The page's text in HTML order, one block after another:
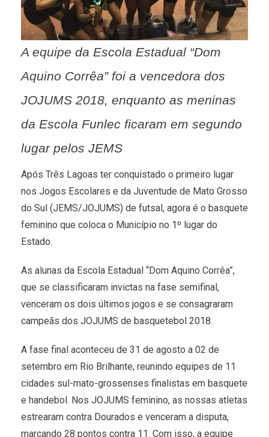
A equipe da Escola Estadual “Dom
Aquino Corrêa” foi a vencedora dos
JOJUMS 2018, enquanto as meninas
da Escola Funlec ficaram em segundo
lugar pelos JEMS
Após Três Lagoas ter conquistado o primeiro lugar
nos Jogos Escolares e da Juventude de Mato Grosso
do Sul (JEMS/JOJUMS) de futsal, agora é o basquete
feminino que coloca o Município no 1º lugar do
Estado.
As alunas da Escola Estadual “Dom Aquino Corrêa”,
que se classificaram invictas na fase semifinal,
venceram os dois últimos jogos e se consagraram
campeãs dos JOJUMS de basquetebol 2018.
A fase final aconteceu de 31 de agosto a 02 de
setembro em Rio Brilhante, reunindo equipes de 11
cidades sul-mato-grossenses finalistas em basquete
e handebol. Nos JOJUMS feminino, as nossas atletas
estrearam contra Dourados e venceram a disputa,
marcando 28 pontos contra 11. Com isso, a equipe